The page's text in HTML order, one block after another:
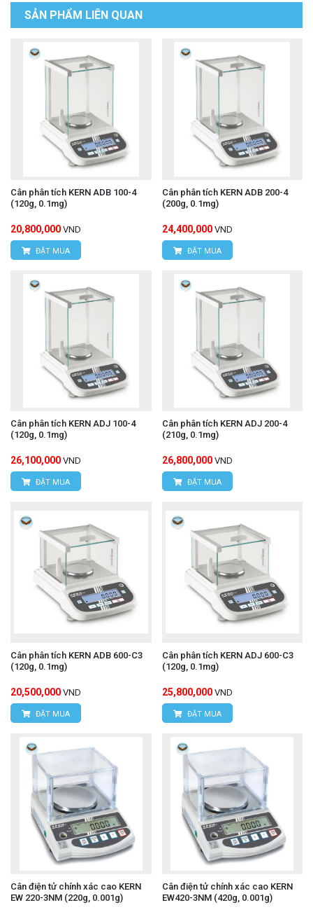
SẢN PHẨM LIÊN QUAN
Cân phân tích KERN ADB 100-4
(120g, 0.1mg)
20,800,000 VND
ĐẶT MUA
Cân phân tích KERN ADB 200-4
(200g, 0.1mg)
24,400,000 VND
ĐẶT MUA
Cân phân tích KERN ADJ 100-4
(120g, 0.1mg)
26,100,000 VND
ĐẶT MUA
Cân phân tích KERN ADJ 200-4
(210g, 0.1mg)
26,800,000 VND
ĐẶT MUA
Cân phân tích KERN ADB 600-C3
(120g, 0.1mg)
20,500,000 VND
ĐẶT MUA
Cân phân tích KERN ADJ 600-C3
(120g, 0.1mg)
25,800,000 VND
ĐẶT MUA
Cân điện tử chính xác cao KERN
EW 220-3NM (220g, 0.001g)
Cân điện tử chính xác cao KERN
EW420-3NM (420g, 0.001g)